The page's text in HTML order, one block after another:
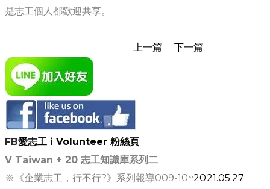
是志工個人都歡迎共享。
上一篇 下一篇.
FB愛志工 i Volunteer 粉絲頁
​V Taiwan + 20志工知識庫系列二
※《企業志工，行不行?》系列報導009-10~2021.05.27